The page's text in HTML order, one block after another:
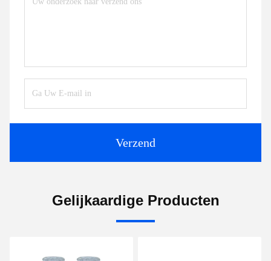
Verzend
Gelijkaardige Producten